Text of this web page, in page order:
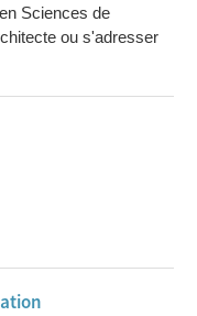
Sciences de
ou s'adresser